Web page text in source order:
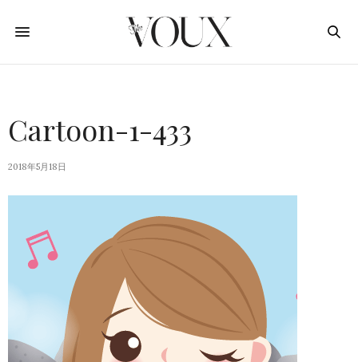
Cartoon-1-433
2018年5月18日